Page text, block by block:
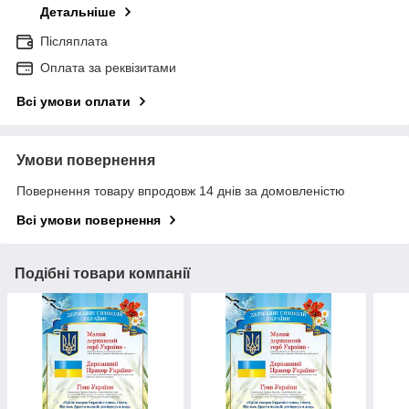
Детальніше
Післяплата
Оплата за реквізитами
Всі умови оплати
Умови повернення
Повернення товару впродовж 14 днів за домовленістю
Всі умови повернення
Подібні товари компанії